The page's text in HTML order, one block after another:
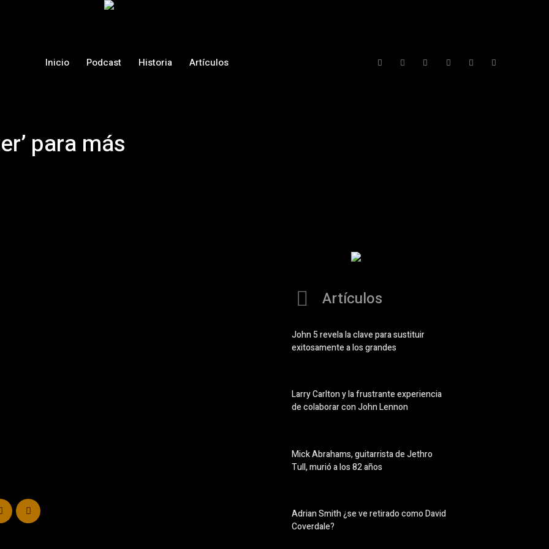
Inicio Podcast Historia Artículos
para más
Artículos
John 5 revela la clave para sustituir
exitosamente a los grandes
Larry Carlton y la frustrante experiencia
de colaborar con John Lennon
Mick Abrahams, guitarrista de Jethro
Tull, murió a los 82 años
Adrian Smith ¿se ve retirado como David
Coverdale?